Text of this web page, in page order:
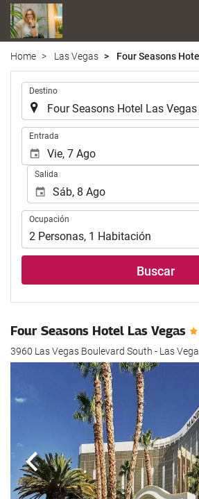
Home Las Vegas Four Seasons
Destino
Entrada
Salida
Ocupación
Ocupación
2 Personas, 1 Habitación
Buscar
Four Seasons Hotel Las Vegas
3960 Las Vegas Boulevard South - Las
Anterior